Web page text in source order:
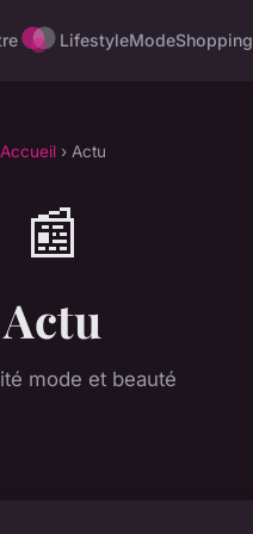
LifestyleModeShopping
Accueil› Actu
📰
Actu
mode et beauté